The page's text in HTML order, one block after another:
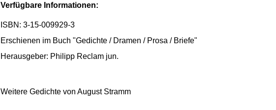
Verfügbare Informationen:
ISBN: 3-15-009929-3
Erschienen im Buch "Gedichte / Dramen / Prosa / Briefe"
Herausgeber: Philipp Reclam jun.
Weitere Gedichte von August Stramm